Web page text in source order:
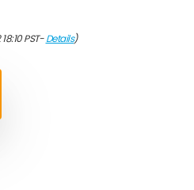
PST-Details)